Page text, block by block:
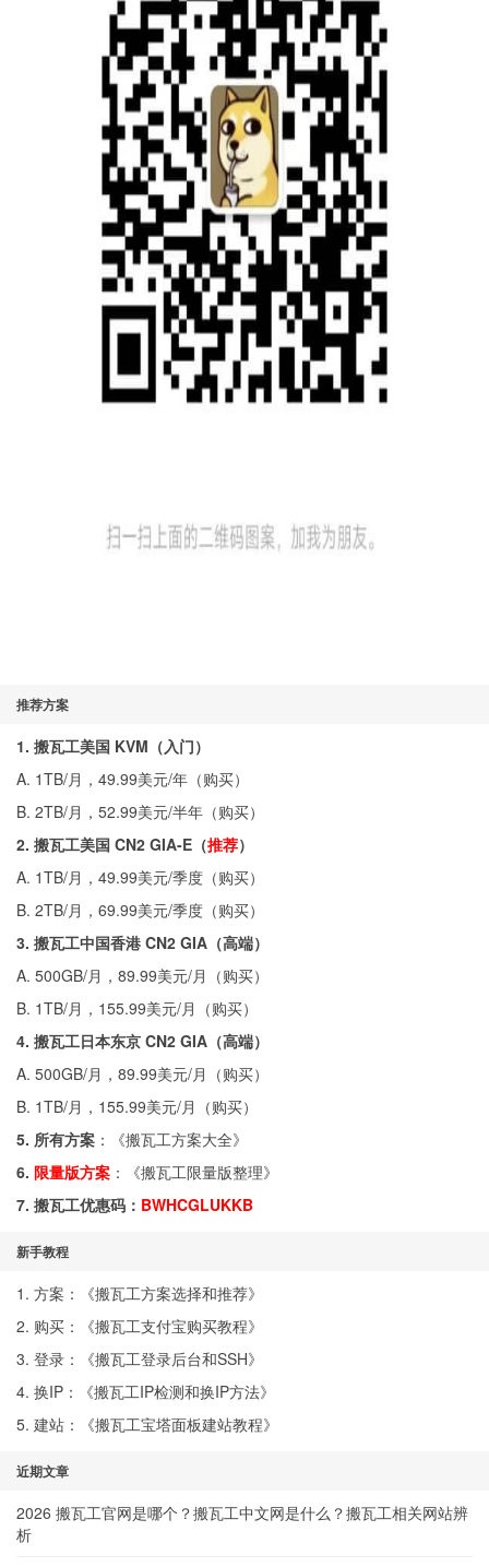
推荐方案
1. 搬瓦工美国 KVM（入门）
A. 1TB/月，49.99美元/年（购买）
B. 2TB/月，52.99美元/半年（购买）
2. 搬瓦工美国 CN2 GIA-E（推荐）
A. 1TB/月，49.99美元/季度（购买）
B. 2TB/月，69.99美元/季度（购买）
3. 搬瓦工中国香港 CN2 GIA（高端）
A. 500GB/月，89.99美元/月（购买）
B. 1TB/月，155.99美元/月（购买）
4. 搬瓦工日本东京 CN2 GIA（高端）
A. 500GB/月，89.99美元/月（购买）
B. 1TB/月，155.99美元/月（购买）
5. 所有方案 ：《搬瓦工方案大全》
6. 限量版方案 ：《搬瓦工限量版整理》
7. 搬瓦工优惠码： BWHCGLUKKB
新手教程
1. 方案：《搬瓦工方案选择和推荐》
2. 购买：《搬瓦工支付宝购买教程》
3. 登录：《搬瓦工登录后台和SSH》
4. 换IP：《搬瓦工IP检测和换IP方法》
5. 建站：《搬瓦工宝塔面板建站教程》
近期文章
2026 搬瓦工官网是哪个？搬瓦工中文网是什么？搬瓦工相关网站辨
析